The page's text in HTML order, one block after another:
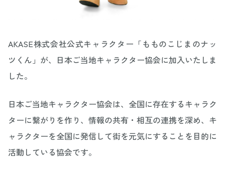
AKASE株式会社公式キャラクター「もものこじまのナッ
ツくん」が、日本ご当地キャラクター協会に加入いたしま
した。
日本ご当地キャラクター協会は、全国に存在するキャラク
ターに繋がりを作り、情報の共有・相互の連携を深め、キ
ャラクターを全国に発信して街を元気にすることを目的に
活動している協会です。